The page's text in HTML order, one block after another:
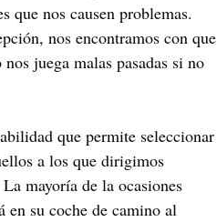
que nos causen problemas.
nos encontramos con que
juega malas pasadas si no
que permite seleccionar
a los que dirigimos
mayoría de la ocasiones
en su coche de camino al